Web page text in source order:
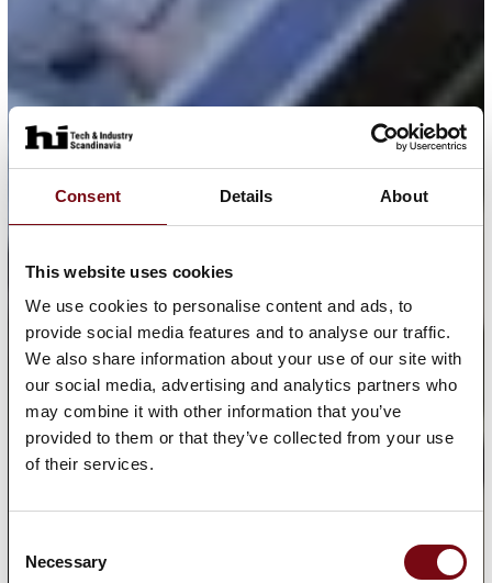
Consent Details About
This website uses cookies
We use cookies to personalise content and ads, to
provide social media features and to analyse our traffic.
We also share information about your use of our site with
our social media, advertising and analytics partners who
may combine it with other information that you’ve
provided to them or that they’ve collected from your use
of their services.
Selection
Necessary